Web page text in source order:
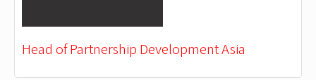
Head of Partnership Development Asia